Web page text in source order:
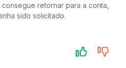
retornar para a conta,
sido solicitado.